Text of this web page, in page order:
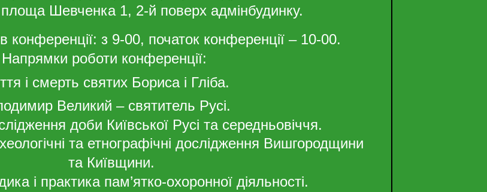
площа Шевченка 1, 2-й поверх адмінбудинку.
конференції: з 9-00, початок конференції – 10-00.
Напрямки роботи конференції:
і смерть святих Бориса і Гліба.
Великий – святитель Русі.
доби Київської Русі та середньовіччя.
та етнографічні дослідження Вишгородщини
та Київщини.
і практика пам’ятко-охоронної діяльності.